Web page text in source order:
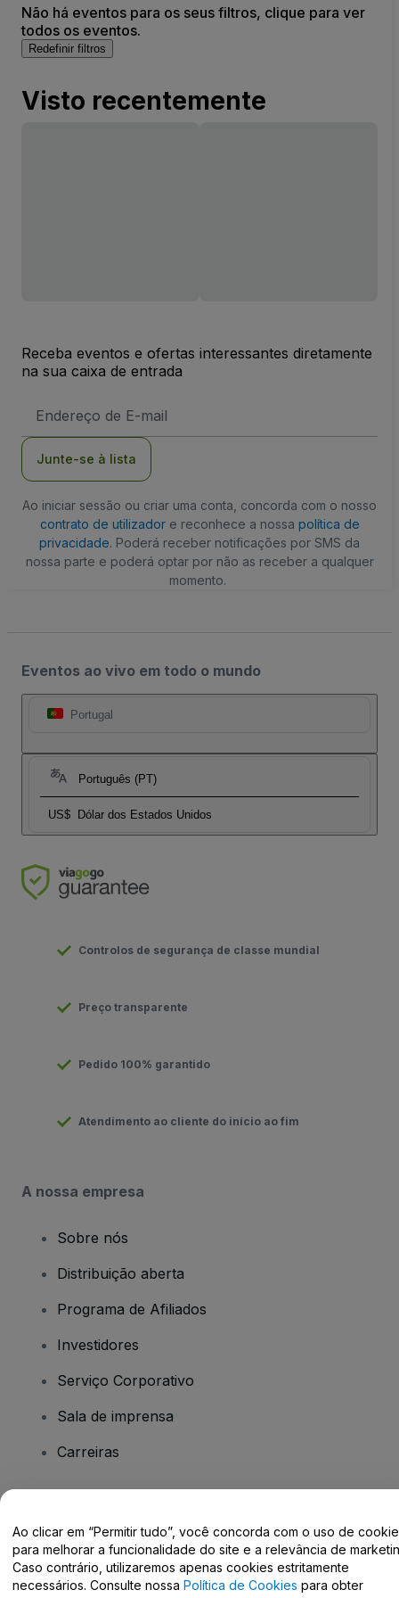
Não há eventos para os seus filtros, clique para ver
todos os eventos.
Redefinir filtros
Visto recentemente
Receba eventos e ofertas interessantes diretamente
na sua caixa de entrada
de
Junte-se à lista
Ao iniciar sessão ou criar uma conta, concorda com o nosso
contrato de utilizadore reconhece a nossa política de
privacidade. Poderá receber notificações por SMS da
nossa parte e poderá optar por não as receber a qualquer
momento.
Eventos ao vivo em todo o mundo
Portugal
Português (PT)
US$ Dólar dos Estados Unidos
Controlos de segurança de classe mundial
Preço transparente
Pedido 100% garantido
Atendimento ao cliente do início ao fim
A nossa empresa
Sobre nós
Distribuição aberta
Programa de Afiliados
Investidores
Serviço Corporativo
Sala de imprensa
Carreiras
Centro de Ajuda / Fale Conosco
Ao clicar em “Permitir tudo”, você concorda com o uso de
para melhorar a funcionalidade do site e a relevância de
Caso contrário, utilizaremos apenas cookies estritamente
necessários. Consulte nossa Política de Cookies para obter